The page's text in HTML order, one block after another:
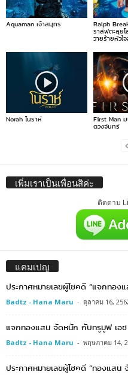
Aquaman เจ้าสมุทร Ralph
ราล์ฟตะลุยโ
วายร้ายหัวใ
Norah โนราห์ First Man
ดวงจันทร์
เพิ่มเราเป็นเพื่อนสิค่ะ
ติดตาม
แคมเปญ
ประกาศหมายเลขผู้โชคดี “แจกทอ
Badtz - Hana Maru - ตุลาคม 16,
แจกทองแสน จัดหนัก กับทรูมูฟ เอ
Badtz - Hana Maru - พฤษภาคม 14,
ประกาศหมายเลขผู้โชคดี “ทองแส